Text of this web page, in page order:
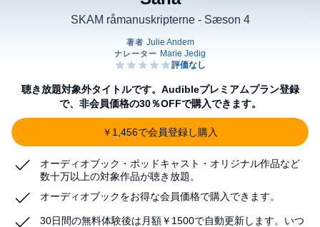
SKAM råmanuskripterne - Sæson 4
聴き放題対象外タイトルです。Audibleプレミアムプラン登録
で、非会員価格の30％OFFで購入できます。
￥1,456で会員登録し購入
オーディオブック・ポッドキャスト・オリジナル作品など
数十万以上の対象作品が聴き放題。
オーディオブックをお得な会員価格で購入できます。
30日間の無料体験後は月額￥1500で自動更新します。いつ